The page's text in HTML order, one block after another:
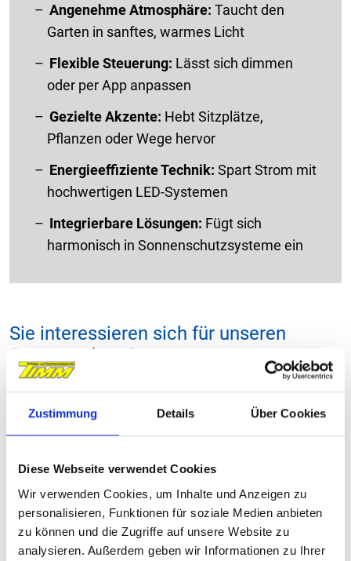
Zustimmung Details Über Cookies
Diese Webseite verwendet Cookies
Wir verwenden Cookies, um Inhalte und Anzeigen zu
personalisieren, Funktionen für soziale Medien anbieten
zu können und die Zugriffe auf unsere Website zu
analysieren. Außerdem geben wir Informationen zu Ihrer
Angenehme Atmosphäre: Taucht den
Garten in sanftes, warmes Licht
Flexible Steuerung: Lässt sich dimmen
oder per App anpassen
Gezielte Akzente: Hebt Sitzplätze,
Pflanzen oder Wege hervor
Energieeffiziente Technik: Spart Strom mit
hochwertigen LED-Systemen
Integrierbare Lösungen: Fügt sich
harmonisch in Sonnenschutzsysteme ein
Sie interessieren sich für unseren
Sonnenschutz?
Schauen Sie sich doch unsere vielfältigen Lösungen
für den Garten an – sicher ist auch das Passende für
Ein überdachter Raum